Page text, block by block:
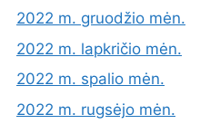
2022 m. gruodžio mėn.
2022 m. lapkričio mėn.
2022 m. spalio mėn.
2022 m. rugsėjo mėn.